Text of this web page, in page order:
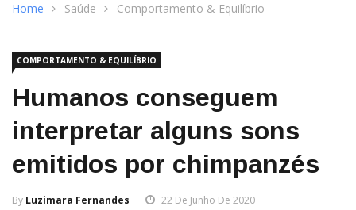
Home Saúde Comportamento & Equilíbrio
COMPORTAMENTO & EQUILÍBRIO
Humanos conseguem
interpretar alguns sons
emitidos por chimpanzés
By Luzimara Fernandes 22 De Junho De 2020